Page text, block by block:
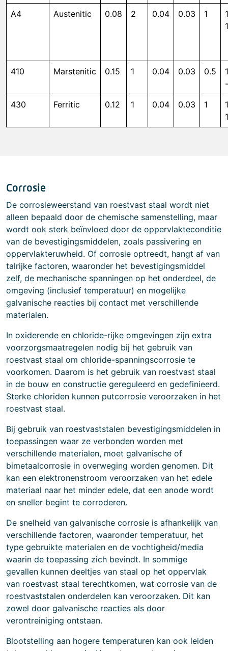
A4 Austenitic 0.08 2 0.04 0.03 1
410 Marstenitic 0.15 1 0.04 0.03 0.5
430 Ferritic 0.12 1 0.04 0.03 1
Corrosie
De corrosieweerstand van roestvast staal wordt niet
alleen bepaald door de chemische samenstelling, maar
wordt ook sterk beïnvloed door de oppervlakteconditie
van de bevestigingsmiddelen, zoals passivering en
oppervlakteruwheid. Of corrosie optreedt, hangt af van
talrijke factoren, waaronder het bevestigingsmiddel
zelf, de mechanische spanningen op het onderdeel, de
omgeving (inclusief temperatuur) en mogelijke
galvanische reacties bij contact met verschillende
materialen.
In oxiderende en chloride-rijke omgevingen zijn extra
voorzorgsmaatregelen nodig bij het gebruik van
roestvast staal om chloride-spanningscorrosie te
voorkomen. Daarom is het gebruik van roestvast staal
in de bouw en constructie gereguleerd en gedefinieerd.
Sterke chloriden kunnen putcorrosie veroorzaken in het
roestvast staal.
Bij gebruik van roestvaststalen bevestigingsmiddelen in
toepassingen waar ze verbonden worden met
verschillende materialen, moet galvanische of
bimetaalcorrosie in overweging worden genomen. Dit
kan een elektronenstroom veroorzaken van het edele
materiaal naar het minder edele, dat een anode wordt
en sneller begint te corroderen.
De snelheid van galvanische corrosie is afhankelijk van
verschillende factoren, waaronder temperatuur, het
type gebruikte materialen en de vochtigheid/media
waarin de toepassing zich bevindt. In sommige
gevallen kunnen deeltjes van staal op het oppervlak
van roestvast staal terechtkomen, wat corrosie van de
roestvaststalen onderdelen kan veroorzaken. Dit kan
zowel door galvanische reacties als door
verontreiniging ontstaan.
Blootstelling aan hogere temperaturen kan ook leiden